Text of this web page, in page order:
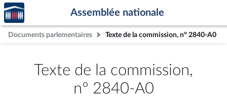
Aller au contenu
Aller en bas de la page
Accèder
à la
page
d'accueil
Assemblée nationale
Documents parlementaires Texte de la commission, n° 2840-A0
Texte de la commission,
n° 2840-A0